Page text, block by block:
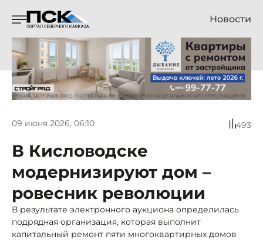
Новости
09 июня 2026, 06:10 493
В Кисловодске
модернизируют дом –
ровесник революции
В результате электронного аукциона определилась
подрядная организация, которая выполнит
капитальный ремонт пяти многоквартирных домов